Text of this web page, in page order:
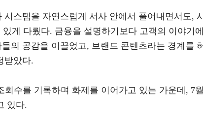
스템을 자연스럽게 서사 안에서 풀어내면서도,
게 다뤘다. 금융을 설명하기보다 고객의 이야기
의 공감을 이끌었고, 브랜드 콘텐츠라는 경계를
받았다.
회수를 기록하며 화제를 이어가고 있는 가운데, 7
있다.